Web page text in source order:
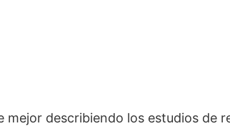
mejor describiendo los estudios de